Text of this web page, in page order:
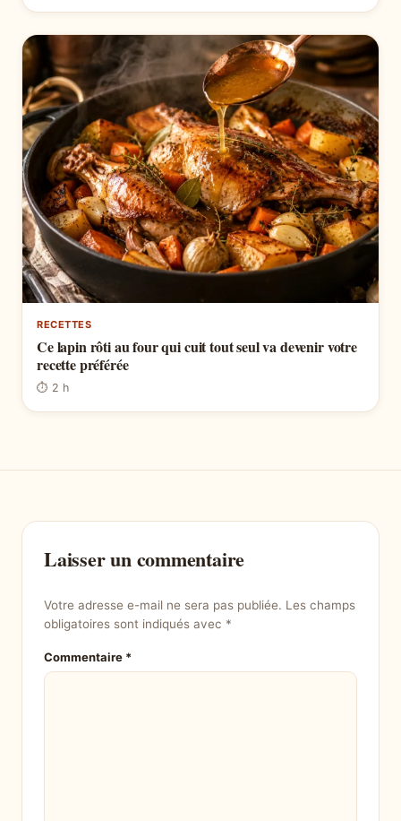
RECETTES
Ce lapin rôti au four qui cuit tout seul va devenir votre
recette préférée
⏱ 2 h
Laisser un commentaire
Votre adresse e-mail ne sera pas publiée. Les champs
obligatoires sont indiqués avec *
Commentaire *